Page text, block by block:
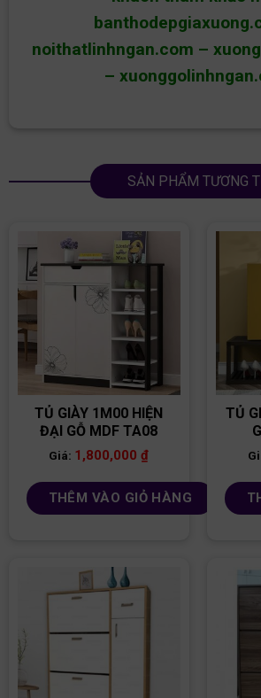
noithatlinhngan.com –
–
SẢN PHẨM TƯƠNG
TỦ GIÀY 1M00 HIỆN
ĐẠI GỖ MDF TA08
Giá: 1,800,000₫
THÊM VÀO GIỎ HÀNG
TỦ